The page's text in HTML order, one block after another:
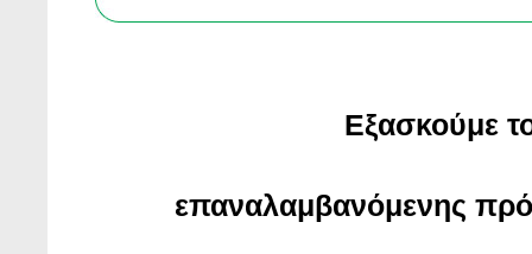
Εξασκούμε
επαναλαμβανόμενης